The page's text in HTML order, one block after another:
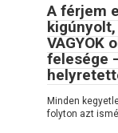
A férjem
kigúnyolt,
VAGYOK
felesége
Minden
folyton azt